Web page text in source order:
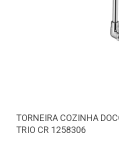
TORNEIRA COZINHA
TRIO CR 1258306